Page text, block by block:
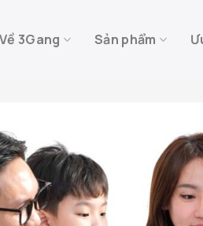
Về 3Gang Sản phẩm